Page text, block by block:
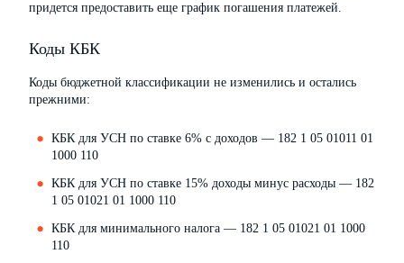
придется предоставить еще график погашения платежей.
Коды КБК
Коды бюджетной классификации не изменились и остались
прежними:
КБК для УСН по ставке 6% с доходов — 182 1 05 01011 01
1000 110
КБК для УСН по ставке 15% доходы минус расходы — 182
1 05 01021 01 1000 110
КБК для минимального налога — 182 1 05 01021 01 1000
110